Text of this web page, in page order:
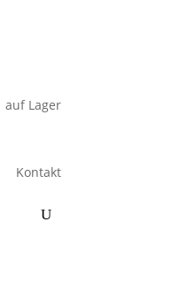
auf Lager
Kontakt